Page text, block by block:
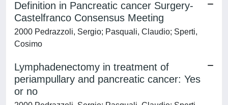
Definition in Pancreatic cancer Surgery-
Castelfranco Consensus Meeting
2000 Pedrazzoli, Sergio; Pasquali, Claudio; Sperti,
Cosimo
Lymphadenectomy in treatment of
periampullary and pancreatic cancer: Yes
or no